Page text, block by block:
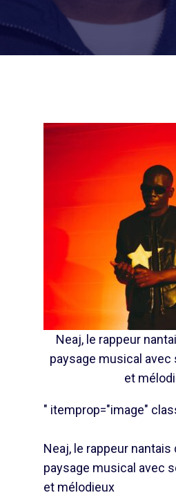
Neaj, le rappeur
paysage musical avec
et
" itemprop="image"
Neaj, le rappeur
paysage musical avec
et mélodieux